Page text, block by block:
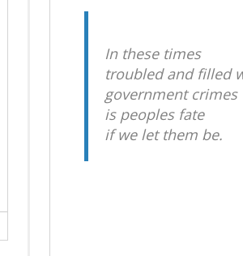
In these times
troubled and filled
government crimes
is peoples fate
if we let them be.